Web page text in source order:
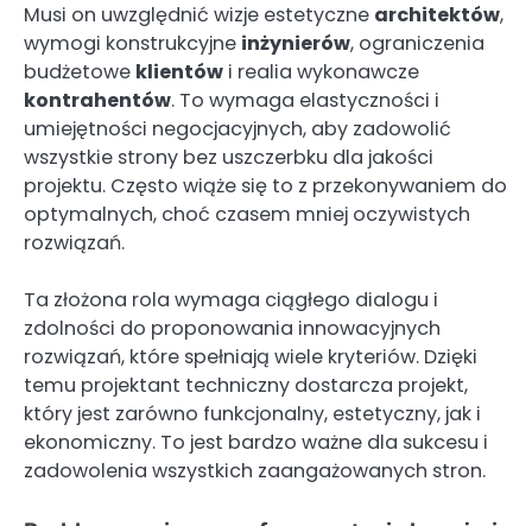
Musi on uwzględnić wizje estetyczne architektów,
wymogi konstrukcyjne inżynierów, ograniczenia
budżetowe klientów i realia wykonawcze
kontrahentów. To wymaga elastyczności i
umiejętności negocjacyjnych, aby zadowolić
wszystkie strony bez uszczerbku dla jakości
projektu. Często wiąże się to z przekonywaniem do
optymalnych, choć czasem mniej oczywistych
rozwiązań.
Ta złożona rola wymaga ciągłego dialogu i
zdolności do proponowania innowacyjnych
rozwiązań, które spełniają wiele kryteriów. Dzięki
temu projektant techniczny dostarcza projekt,
który jest zarówno funkcjonalny, estetyczny, jak i
ekonomiczny. To jest bardzo ważne dla sukcesu i
zadowolenia wszystkich zaangażowanych stron.